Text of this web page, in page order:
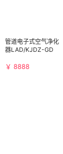
管道电子式空气净化
器LAD/KJDZ-GD
￥ 8888